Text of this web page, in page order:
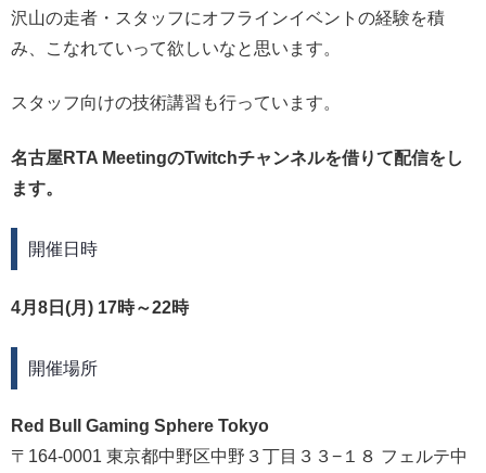
沢山の走者・スタッフにオフラインイベントの経験を積
み、こなれていって欲しいなと思います。
スタッフ向けの技術講習も行っています。
名古屋RTA MeetingのTwitchチャンネルを借りて配信をし
ます。
開催日時
4月8日(月) 17時～22時
開催場所
Red Bull Gaming Sphere Tokyo
〒164-0001 東京都中野区中野３丁目３３−１８ フェルテ中